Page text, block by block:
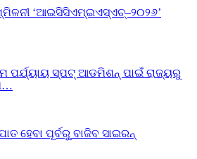
‘ଆଇସିସିଏମ୍‌ଇଏସ୍‌ଏଚ୍‌–୨୦୨୬’
ପର୍ଯ୍ୟାୟ ସ୍ପଟ୍ ଆଡମିଶନ୍ ପାଇଁ ରାଜ୍ୟରୁ
ହେବା ପୂର୍ବରୁ ବାଜିବ ସାଇରନ୍